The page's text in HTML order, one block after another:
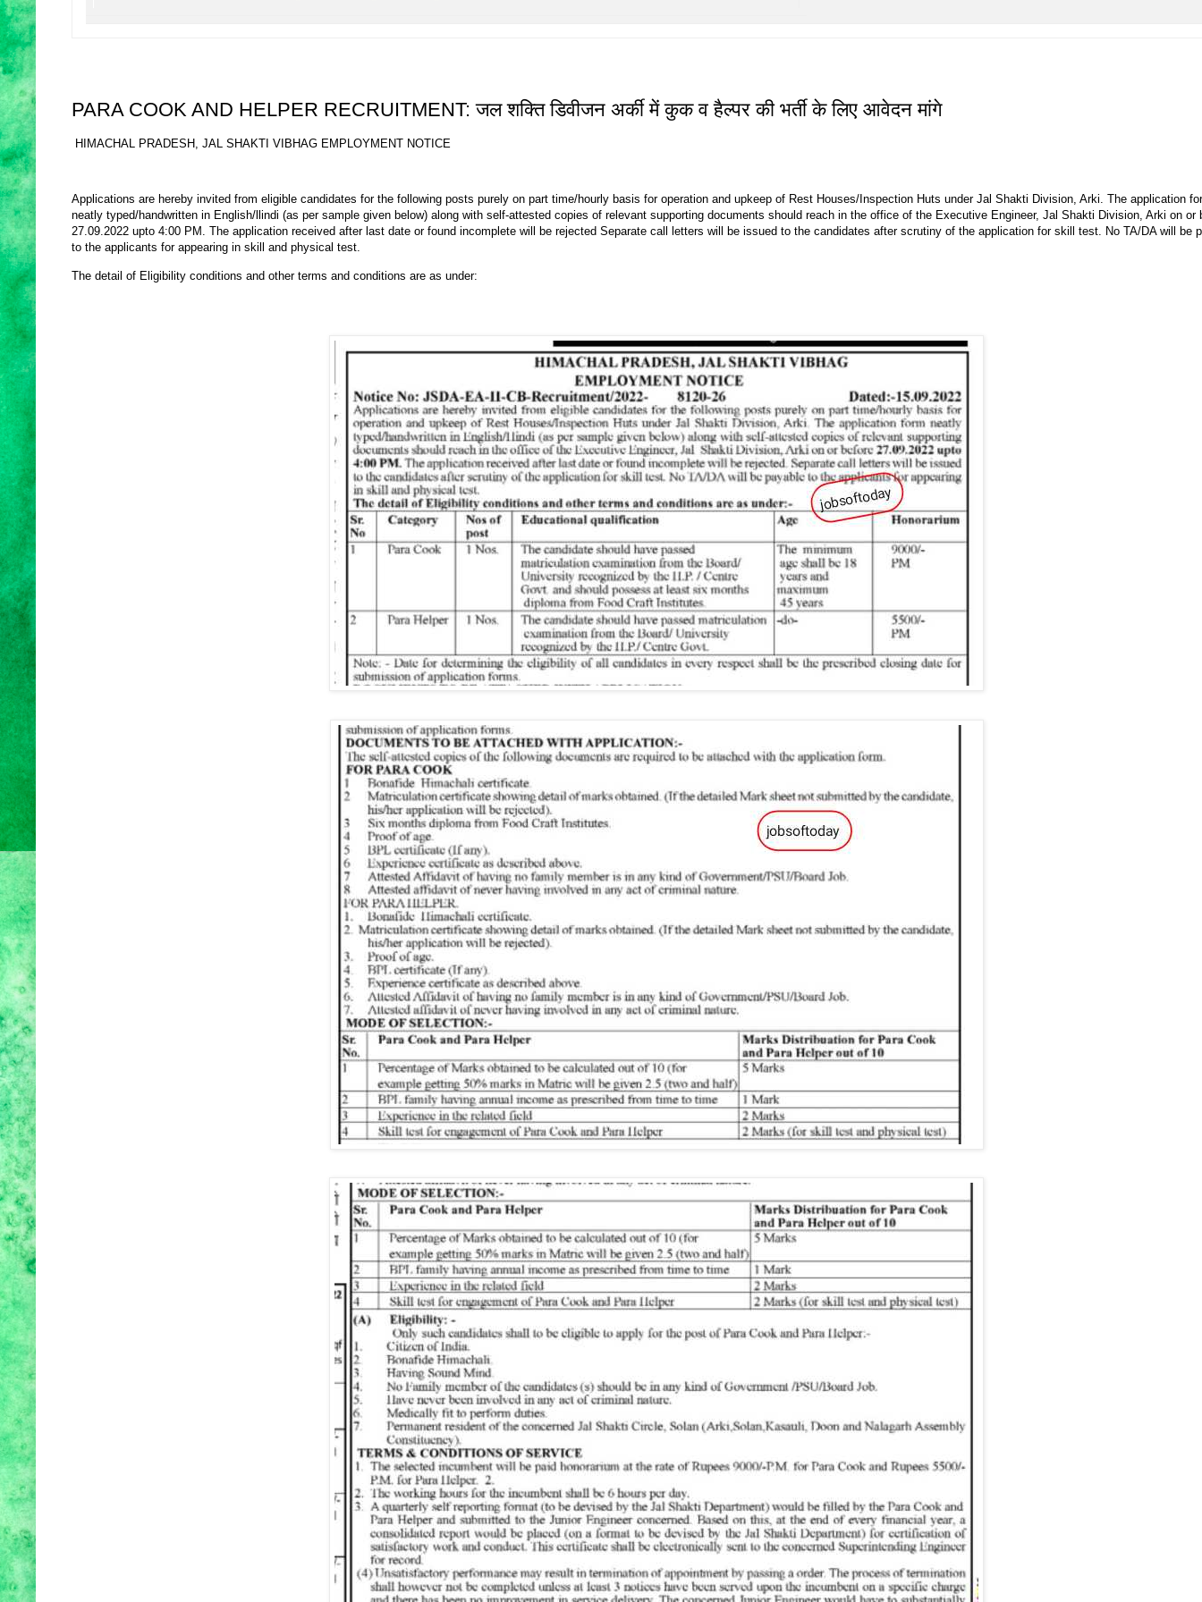
PARA COOK AND HELPER RECRUITMENT: जल शक्ति डिवीजन अर्की में कुक व हैल्पर की भर्ती के लिए आवेदन मांगे
HIMACHAL PRADESH, JAL SHAKTI VIBHAG EMPLOYMENT NOTICE
Applications are hereby invited from eligible candidates for the following posts purely on part time/hourly basis for operation and upkeep of Rest Houses/Inspection Huts under Jal Shakti Division, Arki. The application
neatly typed/handwritten in English/llindi (as per sample given below) along with self-attested copies of relevant supporting documents should reach in the office of the Executive Engineer, Jal Shakti Division, Arki on or
27.09.2022 upto 4:00 PM. The application received after last date or found incomplete will be rejected Separate call letters will be issued to the candidates after scrutiny of the application for skill test. No TA/DA will be
to the applicants for appearing in skill and physical test.
The detail of Eligibility conditions and other terms and conditions are as under: